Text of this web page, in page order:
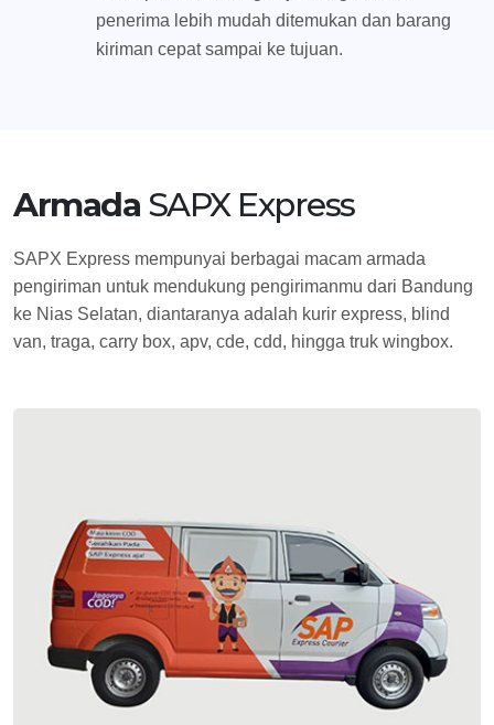
penerima lebih mudah ditemukan dan barang
kiriman cepat sampai ke tujuan.
Armada SAPX Express
SAPX Express mempunyai berbagai macam armada
pengiriman untuk mendukung pengirimanmu dari Bandung
ke Nias Selatan, diantaranya adalah kurir express, blind
van, traga, carry box, apv, cde, cdd, hingga truk wingbox.